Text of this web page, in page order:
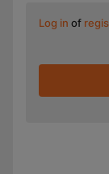
Log in of